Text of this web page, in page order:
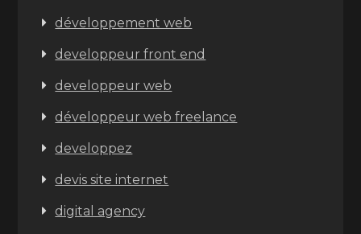
développement web
developpeur front end
developpeur web
développeur web freelance
developpez
devis site internet
digital agency